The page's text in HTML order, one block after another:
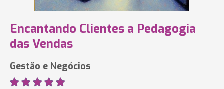
Encantando Clientes a Pedagogia
das Vendas
Gestão e Negócios